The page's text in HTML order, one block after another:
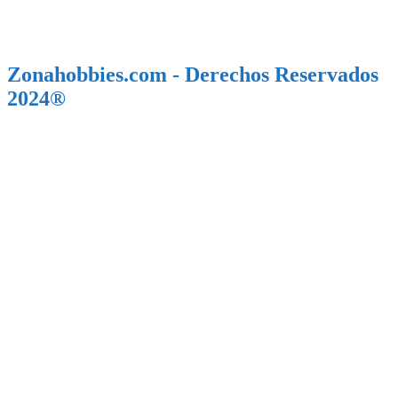
Zonahobbies.com - Derechos Reservados
2024®